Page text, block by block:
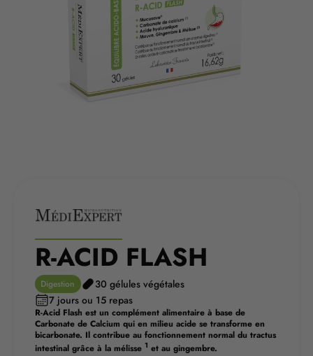
R-ACID FLASH
Digestion
30 gélules végétales
7 jours ou 15 repas
R-Acid Flash est un complément alimentaire à base de
Carbonate de Calcium qui en milieu acide se transforme en
bicarbonate. Il contribue au fonctionnement normal du tractus
intestinal grâce à la mélisse 1 et au gingembre.